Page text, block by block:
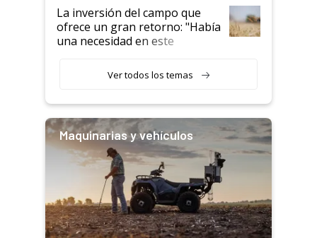
La inversión del campo que
ofrece un gran retorno: "Había
una necesidad en este
Ver todos los temas
Maquinarias y vehículos